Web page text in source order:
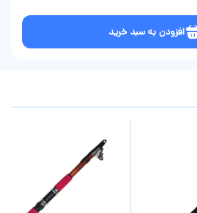
افزودن به سبد خرید